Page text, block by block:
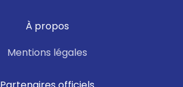
À propos
Mentions légales